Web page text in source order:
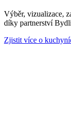
Výběr, vizualizace,
díky partnerství
Zjistit více o